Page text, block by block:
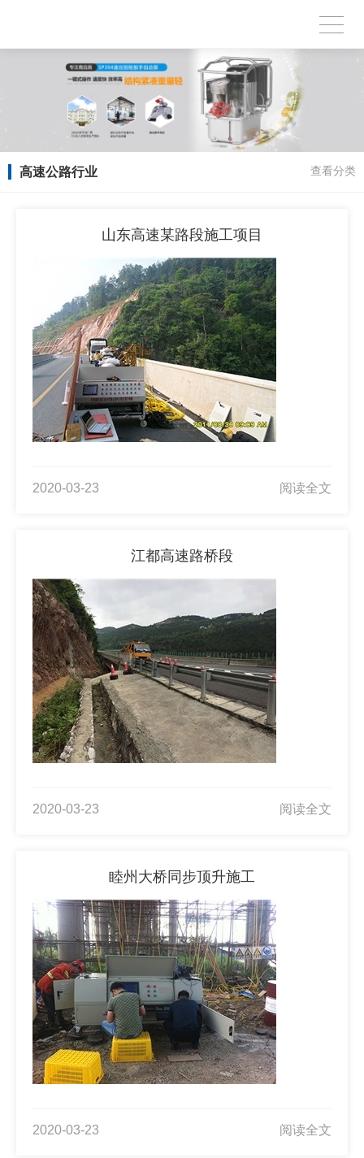
高速公路行业 查看分类
山东高速某路段施工项目
2020-03-23 阅读全文
江都高速路桥段
2020-03-23 阅读全文
睦州大桥同步顶升施工
2020-03-23 阅读全文